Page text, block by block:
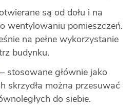
są od dołu i na
wentylowaniu pomieszczeń.
na pełne wykorzystanie
budynku.
– stosowane głównie jako
skrzydła można przesuwać
do siebie.